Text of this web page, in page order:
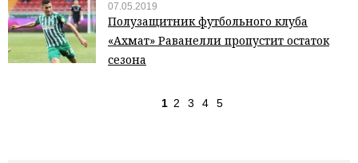
07.05.2019
Полузащитник футбольного клуба
«Ахмат» Раванелли пропустит остаток
сезона
1 2 3 4 5